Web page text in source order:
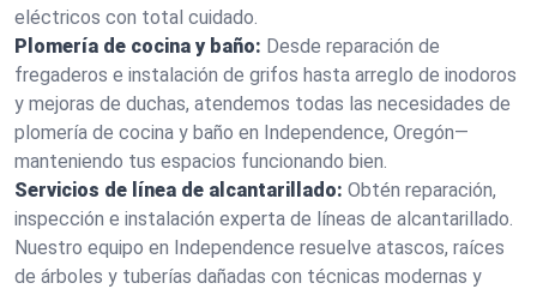
eléctricos con total cuidado.
Plomería de cocina y baño: Desde reparación de
fregaderos e instalación de grifos hasta arreglo de inodoros
y mejoras de duchas, atendemos todas las necesidades de
plomería de cocina y baño en Independence, Oregón—
manteniendo tus espacios funcionando bien.
Servicios de línea de alcantarillado: Obtén reparación,
inspección e instalación experta de líneas de alcantarillado.
Nuestro equipo en Independence resuelve atascos, raíces
de árboles y tuberías dañadas con técnicas modernas y